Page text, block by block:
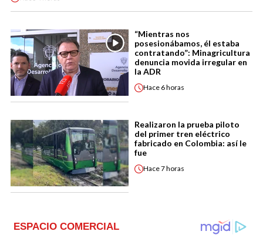
“Mientras nos
posesionábamos, él estaba
contratando”: Minagricultura
denuncia movida irregular en
la ADR
Hace 6 horas
Realizaron la prueba piloto
del primer tren eléctrico
fabricado en Colombia: así le
fue
Hace7 horas